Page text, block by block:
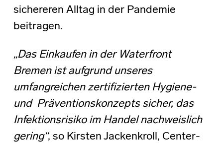
sichereren Alltag in der Pandemie
beitragen.
„Das Einkaufen in der Waterfront
Bremen ist aufgrund unseres
umfangreichen zertifizierten Hygiene-
und Präventionskonzepts sicher, das
Infektionsrisiko im Handel nachweislich
gering“, so Kirsten Jackenkroll, Center-